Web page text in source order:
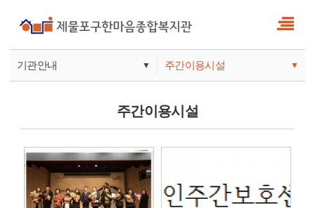
기관안내 ▼
기관안내
주간이용시설 ▼
주간보호
주간이용시설